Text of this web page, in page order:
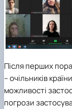
Після перших
– очільників
можливості
погрози